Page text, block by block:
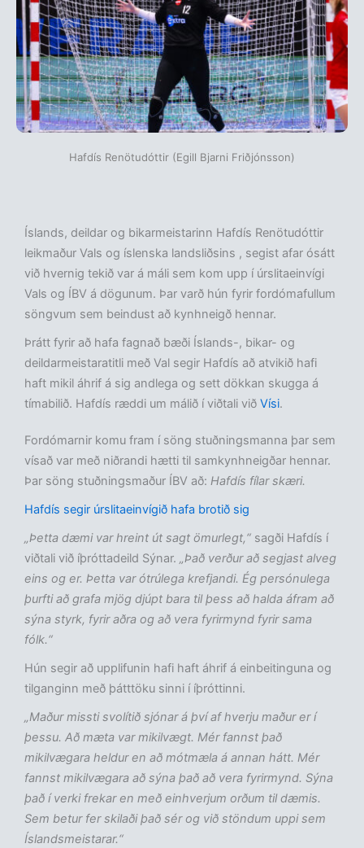
Hafdís Renötudóttir (Egill Bjarni Friðjónsson)
Íslands, deildar og bikarmeistarinn Hafdís Renötudóttir
leikmaður Vals og íslenska landsliðsins , segist afar ósátt
við hvernig tekið var á máli sem kom upp í úrslitaeinvígi
Vals og ÍBV á dögunum. Þar varð hún fyrir fordómafullum
söngvum sem beindust að kynhneigð hennar.
Þrátt fyrir að hafa fagnað bæði Íslands-, bikar- og
deildarmeistaratitli með Val segir Hafdís að atvikið hafi
haft mikil áhrif á sig andlega og sett dökkan skugga á
tímabilið. Hafdís ræddi um málið í viðtali við Vísi.
Fordómarnir komu fram í söng stuðningsmanna þar sem
vísað var með niðrandi hætti til samkynhneigðar hennar.
Þar söng stuðningsmaður ÍBV að: Hafdís fílar skæri.
Hafdís segir úrslitaeinvígið hafa brotið sig
„Þetta dæmi var hreint út sagt ömurlegt,“ sagði Hafdís í
viðtali við íþróttadeild Sýnar. „Það verður að segjast alveg
eins og er. Þetta var ótrúlega krefjandi. Ég persónulega
þurfti að grafa mjög djúpt bara til þess að halda áfram að
sýna styrk, fyrir aðra og að vera fyrirmynd fyrir sama
fólk.“
Hún segir að upplifunin hafi haft áhrif á einbeitinguna og
tilganginn með þátttöku sinni í íþróttinni.
„Maður missti svolítið sjónar á því af hverju maður er í
þessu. Að mæta var mikilvægt. Mér fannst það
mikilvægara heldur en að mótmæla á annan hátt. Mér
fannst mikilvægara að sýna það að vera fyrirmynd. Sýna
það í verki frekar en með einhverjum orðum til dæmis.
Sem betur fer skilaði það sér og við stöndum uppi sem
Íslandsmeistarar.“